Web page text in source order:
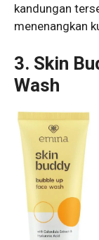
kandungan
menenangkan
3. Skin
Wash